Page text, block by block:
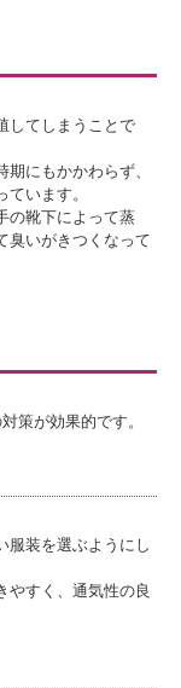
してしまうことで
にもかかわらず、
います。
の靴下によって蒸
臭いがきつくなって
策が効果的です。
服装を選ぶようにし
やすく、通気性の良